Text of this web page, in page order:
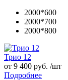
2000*600
2000*700
2000*800
Трио 12
от 9 400 руб. /шт
Подробнее